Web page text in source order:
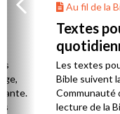
Au fil de la
Textes
Les textes
Bible suivent
Communauté
lecture de la